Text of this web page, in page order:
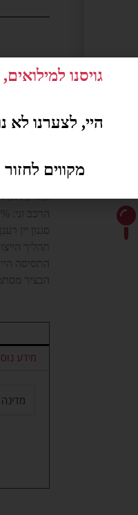
אזור גידול:
הרכב זני: 67% ענבי גרנאש , ענבי סירה 30%, 3% ענבי ויונייה .
סגנון יין
תהליך
התסיסה
הבציר
מידע
מדינה
גויסנו
היי, לצערנו לא
מקווים